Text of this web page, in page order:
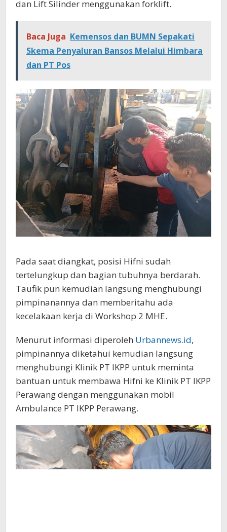
dan Lift Silinder menggunakan forklift.
Baca Juga Kemensos dan BUMN Sepakati
Skema Penyaluran Bansos Melalui Himbara
dan PT Pos
Pada saat diangkat, posisi Hifni sudah
tertelungkup dan bagian tubuhnya berdarah.
Taufik pun kemudian langsung menghubungi
pimpinanannya dan memberitahu ada
kecelakaan kerja di Workshop 2 MHE.
Menurut informasi diperoleh Urbannews.id,
pimpinannya diketahui kemudian langsung
menghubungi Klinik PT IKPP untuk meminta
bantuan untuk membawa Hifni ke Klinik PT IKPP
Perawang dengan menggunakan mobil
Ambulance PT IKPP Perawang.